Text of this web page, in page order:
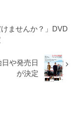
ませんか？」DVD
や発売日
が決定